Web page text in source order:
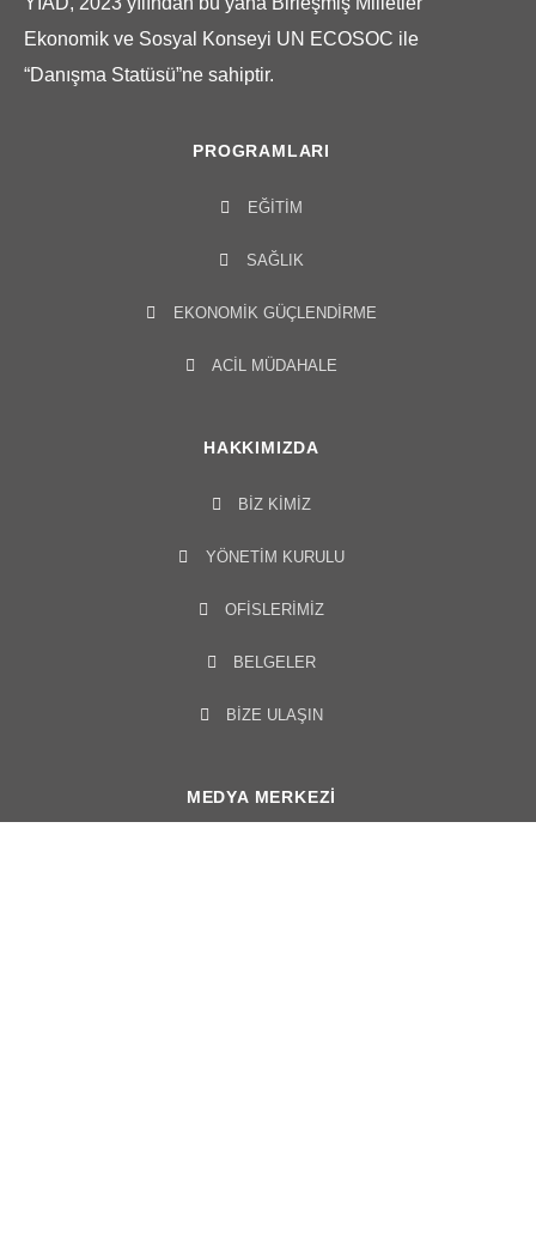
Ekonomik ve Sosyal Konseyi UN ECOSOC ile
“Danışma Statüsü”ne sahiptir.
PROGRAMLARI
EĞITIM
SAĞLIK
EKONOMIK GÜÇLENDIRME
ACIL MÜDAHALE
HAKKIMIZDA
BIZ KIMIZ
YÖNETIM KURULU​
OFISLERIMIZ
BELGELER
BİZE ULAŞIN
MEDYA MERKEZI